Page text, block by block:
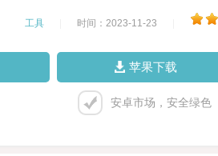
工具 时间：2023-11-23
苹果下载
安卓市场，安全绿色